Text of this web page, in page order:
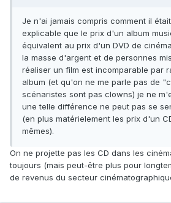
Je n'ai jamais compris comment il
explicable que le prix d'un album
équivalent au prix d'un DVD de
la masse d'argent et de personnes
réaliser un film est incomparable par
album (et qu'on ne me parle pas de
scénaristes sont pas clowns) je ne
une telle différence ne peut pas se
(en plus matérielement les prix d'un
mêmes).
On ne projette pas les CD dans les
toujours (mais peut-être plus pour
de revenus du secteur